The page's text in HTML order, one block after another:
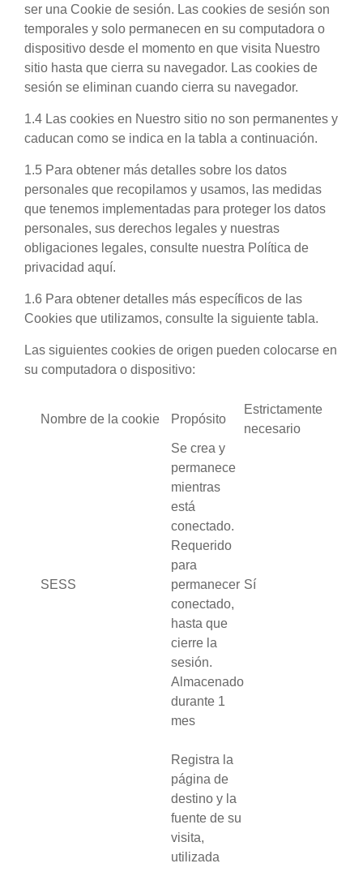
ser una Cookie de sesión. Las cookies de sesión son
temporales y solo permanecen en su computadora o
dispositivo desde el momento en que visita Nuestro
sitio hasta que cierra su navegador. Las cookies de
sesión se eliminan cuando cierra su navegador.
1.4 Las cookies en Nuestro sitio no son permanentes y
caducan como se indica en la tabla a continuación.
1.5 Para obtener más detalles sobre los datos
personales que recopilamos y usamos, las medidas
que tenemos implementadas para proteger los datos
personales, sus derechos legales y nuestras
obligaciones legales, consulte nuestra Política de
privacidad aquí.
1.6 Para obtener detalles más específicos de las
Cookies que utilizamos, consulte la siguiente tabla.
Las siguientes cookies de origen pueden colocarse en
su computadora o dispositivo:
Nombre de la cookie Propósito
Estrictamente
necesario
SESS
Se crea y
permanece
mientras
está
conectado.
Requerido
para
permanecer
conectado,
hasta que
cierre la
sesión.
Almacenado
durante 1
mes
Sí
Registra la
página de
destino y la
fuente de su
visita,
utilizada